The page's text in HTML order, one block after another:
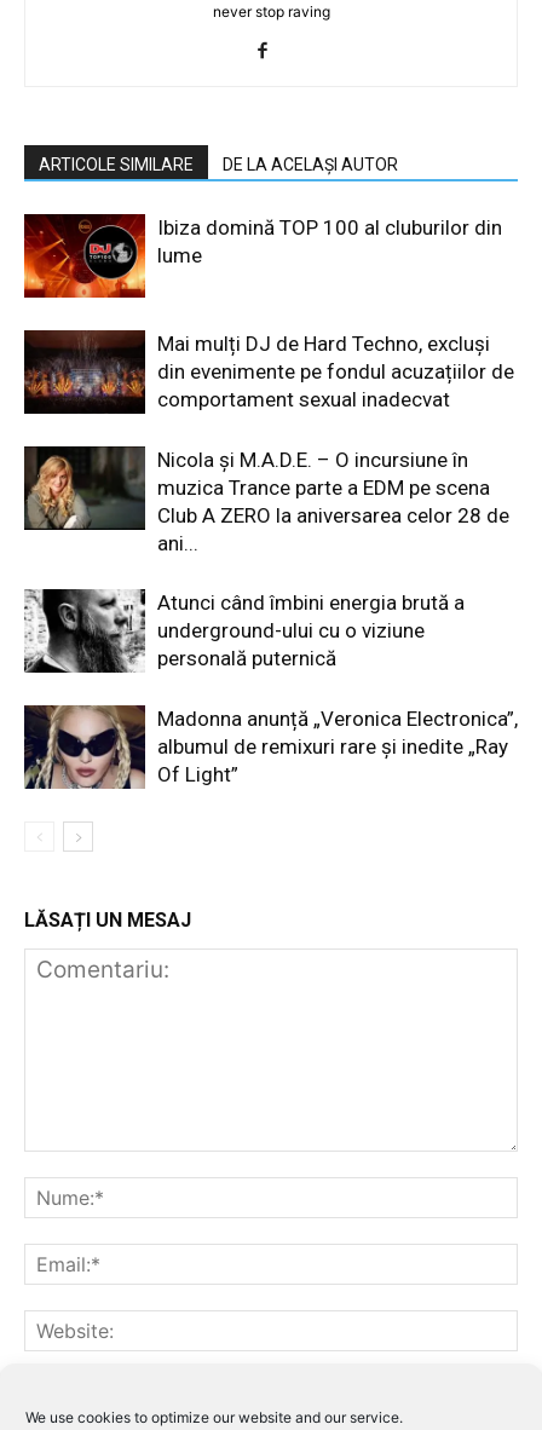
We use cookies to optimize our website and our service.
never stop raving
ARTICOLE SIMILARE DE LA ACELAȘI AUTOR
Ibiza domină TOP 100 al cluburilor din
lume
Mai mulți DJ de Hard Techno, excluși
din evenimente pe fondul acuzațiilor de
comportament sexual inadecvat
Nicola și M.A.D.E. – O incursiune în
muzica Trance parte a EDM pe scena
Club A ZERO la aniversarea celor 28 de
ani...
Atunci când îmbini energia brută a
underground-ului cu o viziune
personală puternică
Madonna anunță „Veronica Electronica”,
albumul de remixuri rare și inedite „Ray
Of Light”
LĂSAȚI UN MESAJ
Notifică-mă prin email când sunt publicate articole noi.